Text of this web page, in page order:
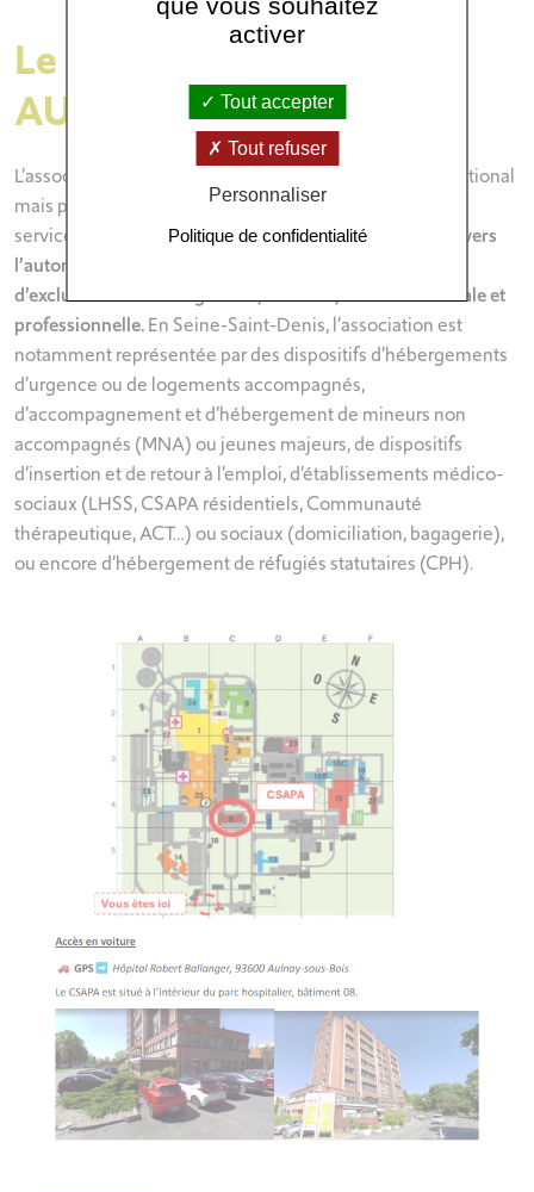
Le rôle de l’association
AURORE
L’association Aurore est présente sur tout le territoire national
mais plus particulièrement en Île-de-France, avec 300
services et 2800 salariés.Elle accueille et accompagne vers
l’autonomie des personnes en situation de précarité ou
d’exclusion via l’hébergement, les soins, l’insertion sociale et
professionnelle.En Seine-Saint-Denis, l’association est
notamment représentée par des dispositifs d’hébergements
d’urgence ou de logements accompagnés,
d’accompagnement et d’hébergement de mineurs non
accompagnés (MNA) ou jeunes majeurs, de dispositifs
d’insertion et de retour à l’emploi, d’établissements médico-
sociaux (LHSS, CSAPA résidentiels, Communauté
thérapeutique, ACT…) ou sociaux (domiciliation, bagagerie),
ou encore d’hébergement de réfugiés statutaires (CPH).
activer
Tout accepter
Tout refuser
Personnaliser
Politique de confidentialité